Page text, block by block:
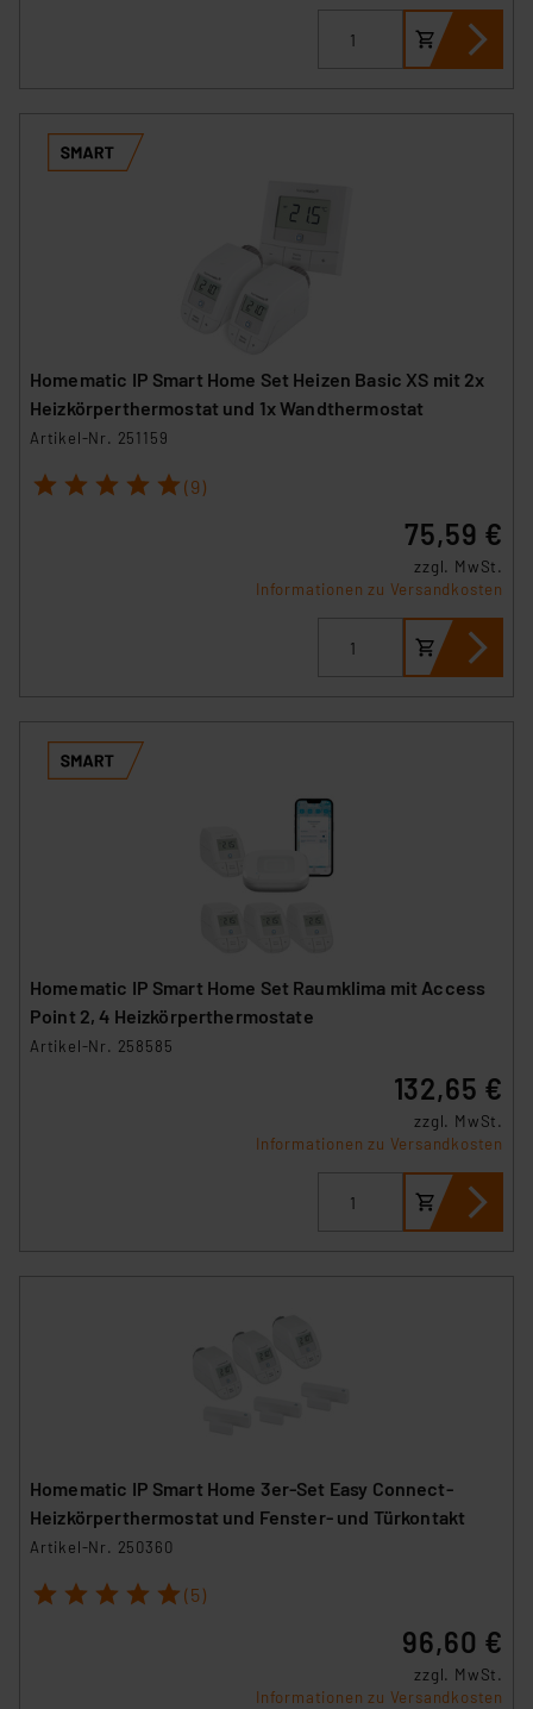
können die Verwendung nicht notwendiger Cookies
ablehnen oder ihr ganz oder teilweise zustimmen. Ihre
Die Rechtmäßigkeit der Speicherung, Abrufung und
Weiterverarbeitung dieser Daten zur Auswertung und
Analyse bis zum Zeitpunkt des Widerrufs bleibt hiervon
unberührt. Ihre Browser-Einstellungen können dazu
führen, dass die Einstellungen nicht längerfristig
gespeichert werden und dieses Banner erneut
„Einige Drittanbieter verarbeiten personenbezogene
Daten in den USA. Ihre Einwilligung zur Einbindung von
Cookies dieser Drittanbieter umfasst daher ggf. auch
(1) lit. a DSGVO. Nähere Infos zu diesen Drittanbietern
der Datenschutzerklärung. Für die USA besteht kein
Angemessenheitsbeschluss der EU. Dies bedeutet,
dass die USA als Land mit unzureichendem
Datenschutz nach EU-Standards eingestuft wird. So
besteht etwa das Risiko, dass US-Behörden
hiergegen Klagemöglichkeiten für Europäer bestehen.
Unsere Kooperation mit diesen Dienstleistern stützt
sich auf die Standarddatenschutzklauseln der
Beurteilung der mit der Datenübermittlung,
insbesondere der Art der übermittelten Daten,
Homematic IP Smart Home Set Heizen Basic XS mit 2x
Heizkörperthermostat und 1x Wandthermostat
Artikel-Nr. 251159
1 2 3 4 5 (9)
75,59 €
zzgl. MwSt.
Informationen zu Versandkosten
Homematic IP Smart Home Set Raumklima mit Access
Point 2, 4 Heizkörperthermostate
Artikel-Nr. 258585
132,65 €
zzgl. MwSt.
Informationen zu Versandkosten
Homematic IP Smart Home 3er-Set Easy Connect-
Heizkörperthermostat und Fenster- und Türkontakt
Artikel-Nr. 250360
1 2 3 4 5 (5)
96,60 €
zzgl. MwSt.
Informationen zu Versandkosten